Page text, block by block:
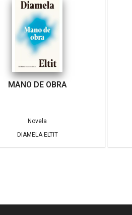
MANO DE OBRA
Novela
DIAMELA ELTIT